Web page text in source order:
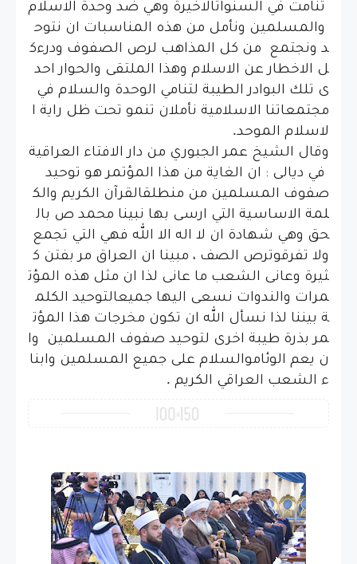
تنامت في السنواتالاخيرة وهي ضد وحدة الاسلام
والمسلمين ونأمل من هذه المناسبات ان نتوح
د ونجتمع من كل المذاهب لرص الصفوف ودرءك
ل الاخطار عن الاسلام وهذا الملتقى والحوار احد
ى تلك البوادر الطيبة لتنامي الوحدة والسلام في
مجتمعاتنا الاسلامية نأملان تنمو تحت ظل راية ا
لاسلام الموحد.
وقال الشيخ عمر الجبوري من دار الافتاء العراقية
في ديالى : ان الغاية من هذا المؤتمر هو توحيد
صفوف المسلمين من منطلقالقرآن الكريم والك
لمة الاساسية التي ارسى بها نبينا محمد ص بال
حق وهي شهادة ان لا اله الا الله فهي التي تجمع
ولا تفرقوترص الصف ، مبينا ان العراق مر بفتن ك
ثيرة وعانى الشعب ما عانى لذا ان مثل هذه المؤت
مرات والندوات نسعى اليها جميعالتوحيد الكلم
ة بيننا لذا نسأل الله ان تكون مخرجات هذا المؤت
مر بذرة طيبة اخرى لتوحيد صفوف المسلمين
وا
ن يعم الوئاموالسلام على جميع المسلمين وابنا
ء الشعب العراقي الكريم .